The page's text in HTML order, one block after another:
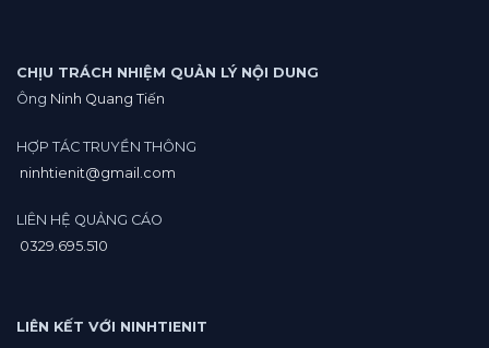
CHỊU TRÁCH NHIỆM QUẢN LÝ NỘI DUNG
Ông Ninh Quang Tiến
HỢP TÁC TRUYỀN THÔNG
ninhtienit@gmail.com
LIÊN HỆ QUẢNG CÁO
0329.695.510
LIÊN KẾT VỚI NINHTIENIT